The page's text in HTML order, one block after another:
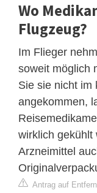
Wo
Flugzeug?
Im Flieger
soweit möglich
Sie sie nicht im
angekommen,
wirklich gekühlt
Arzneimittel
Antrag auf